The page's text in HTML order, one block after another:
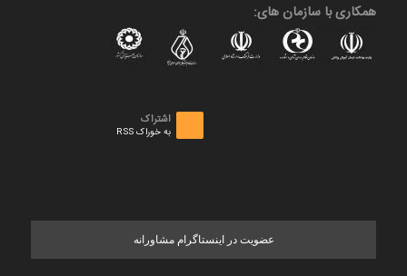
همکاری با سازمان های:
اشتراک
به خوراک RSS
عضویت در اینستاگرام مشاورانه